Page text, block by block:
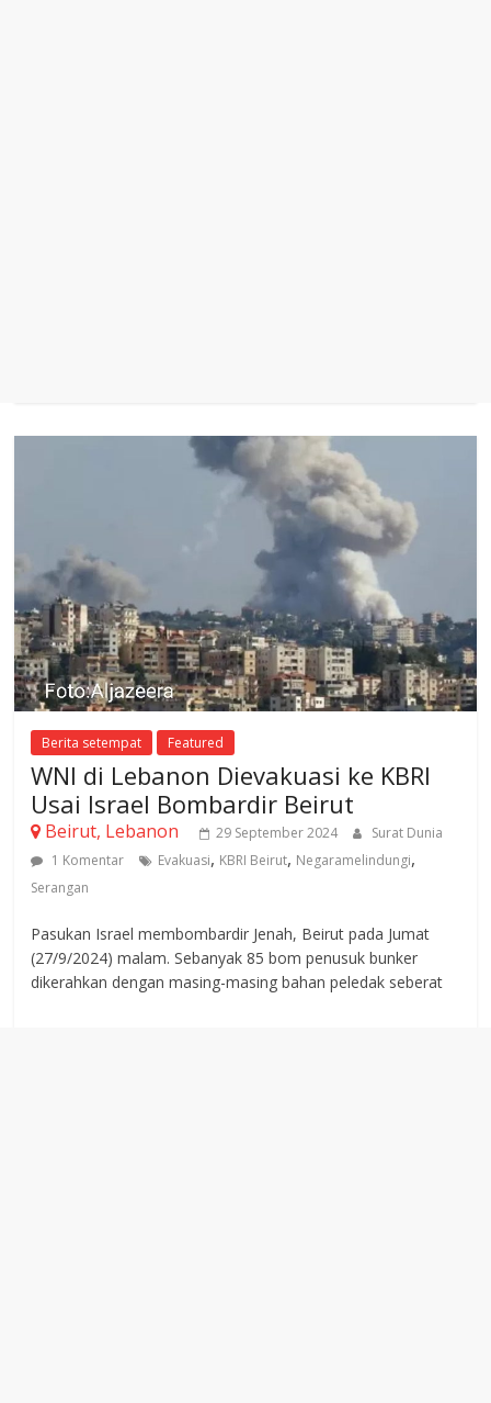
Berita setempat Featured
WNI di Lebanon Dievakuasi ke KBRI
Usai Israel Bombardir Beirut
Beirut, Lebanon 29 September 2024
Surat Dunia
1 Komentar
Evakuasi, KBRI Beirut, Negaramelindungi,
Serangan
Pasukan Israel membombardir Jenah, Beirut pada Jumat
(27/9/2024) malam. Sebanyak 85 bom penusuk bunker
dikerahkan dengan masing-masing bahan peledak seberat